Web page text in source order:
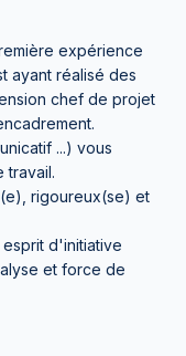
expérience
ayant réalisé des
chef de projet
...) vous
travail.
rigoureux(se) et
d'initiative
et force de